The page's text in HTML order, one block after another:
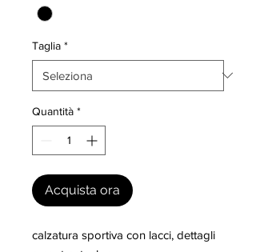
Taglia *
Quantità *
Acquista ora
calzatura sportiva con lacci, dettagli